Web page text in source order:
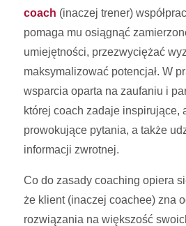
coach (inaczej trener)
pomaga mu osiągnąć
umiejętności, przezwyciężać
maksymalizować potencjał. W
wsparcia oparta na zaufaniu i
której coach zadaje inspirujące,
prowokujące pytania, a także
informacji zwrotnej.
Co do zasady coaching opiera
że klient (inaczej coachee) zna
rozwiązania na większość